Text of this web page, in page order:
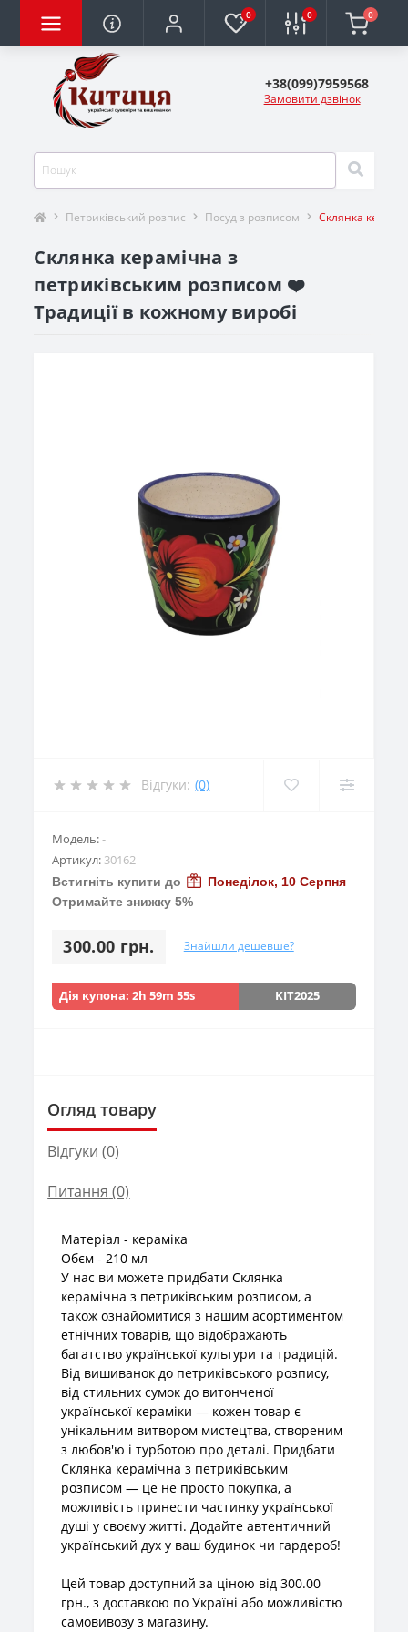
0 0 0
+38(099)7959568
Замовити дзвінок
Петриківський розпис Посуд з розписом Склянка
Склянка керамічна з
петриківським розписом ❤️
Традиції в кожному виробі
Відгуки: (0)
Модель:-
Артикул: 30162
Встигніть купити до
Понеділок, 10 Серпня
Отримайте знижку 5%
300.00 грн. Знайшли дешевше?
Дія купона:2h 59m 53s KIT2025
Огляд товару
Відгуки (0)
Питання (0)
Матеріал - кераміка
Обєм - 210 мл
У нас ви можете придбати Склянка
керамічна з петриківським розписом, а
також ознайомитися з нашим асортиментом
етнічних товарів, що відображають
багатство української культури та традицій.
Від вишиванок до петриківського розпису,
від стильних сумок до витонченої
української кераміки — кожен товар є
унікальним витвором мистецтва, створеним
з любов'ю і турботою про деталі. Придбати
Склянка керамічна з петриківським
розписом — це не просто покупка, а
можливість принести частинку української
душі у своєму житті. Додайте автентичний
український дух у ваш будинок чи гардероб!
Цей товар доступний за ціною від 300.00
грн., з доставкою по Україні або можливістю
самовивозу з магазину.